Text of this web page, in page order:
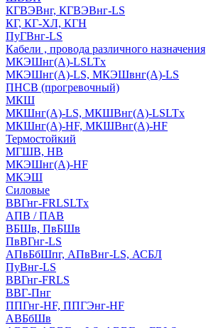
КГВЭВнг, КГВЭВнг-LS
КГ, КГ-ХЛ, КГН
ПуГВнг-LS
Кабели , провода различного назначения
МКЭШнг(А)-LSLTx
МКЭШнг(А)-LS, МКЭШвнг(А)-LS
ПНСВ (прогревочный)
МКШ
МКШнг(А)-LS, МКШВнг(А)-LSLTx
МКШнг(А)-HF, МКШВнг(А)-HF
Термостойкий
МГШВ, НВ
МКЭШнг(А)-HF
МКЭШ
Силовые
ВВГнг-FRLSLTx
АПВ / ПАВ
ВБШв, ПвБШв
ПвВГнг-LS
АПвБбШпг, АПвВнг-LS, АСБЛ
ПуВнг-LS
ВВГнг-FRLS
ВВГ-Пнг
ППГнг-HF, ППГЭнг-HF
АВБбШв